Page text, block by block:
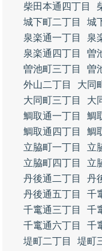
柴田本通四丁目
城下町二丁目
城
泉楽通一丁目
泉
泉楽通四丁目
曽
曽池町三丁目
曽
外山二丁目
大同
大同町三丁目
大
鯛取通一丁目
鯛
鯛取通四丁目
鯛
立脇町一丁目
立
立脇町四丁目
立
丹後通二丁目
丹
丹後通五丁目
千
千竃通三丁目
千
千竃通六丁目
千
堤町二丁目
堤町